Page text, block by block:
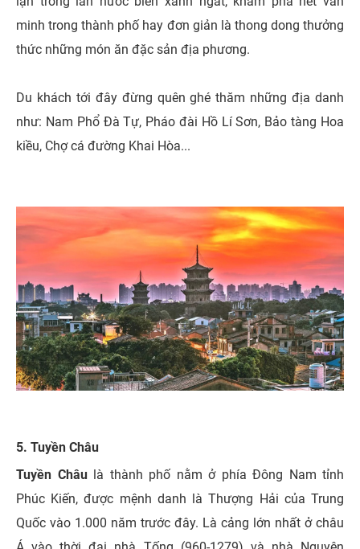
minh trong thành phố hay đơn giản là thong dong thưởng
thức những món ăn đặc sản địa phương.
Du khách tới đây đừng quên ghé thăm những địa danh
như: Nam Phổ Đà Tự, Pháo đài Hồ Lí Sơn, Bảo tàng Hoa
kiều, Chợ cá đường Khai Hòa...
5. Tuyền Châu
Tuyền Châulà thành phố nằm ở phía Đông Nam tỉnh
Phúc Kiến, được mệnh danh là Thượng Hải của Trung
Quốc vào 1.000 năm trước đây. Là cảng lớn nhất ở châu